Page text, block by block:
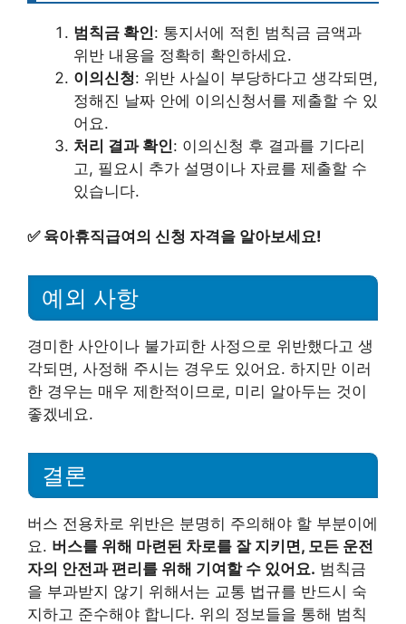
범칙금 확인: 통지서에 적힌 범칙금 금액과
위반 내용을 정확히 확인하세요.
이의신청: 위반 사실이 부당하다고 생각되면,
정해진 날짜 안에 이의신청서를 제출할 수 있
어요.
처리 결과 확인: 이의신청 후 결과를 기다리
고, 필요시 추가 설명이나 자료를 제출할 수
있습니다.
✅ 육아휴직급여의 신청 자격을 알아보세요!
예외 사항
경미한 사안이나 불가피한 사정으로 위반했다고 생
각되면, 사정해 주시는 경우도 있어요. 하지만 이러
한 경우는 매우 제한적이므로, 미리 알아두는 것이
좋겠네요.
결론
버스 전용차로 위반은 분명히 주의해야 할 부분이에
요. 버스를 위해 마련된 차로를 잘 지키면, 모든 운전
자의 안전과 편리를 위해 기여할 수 있어요. 범칙금
을 부과받지 않기 위해서는 교통 법규를 반드시 숙
지하고 준수해야 합니다. 위의 정보들을 통해 범칙